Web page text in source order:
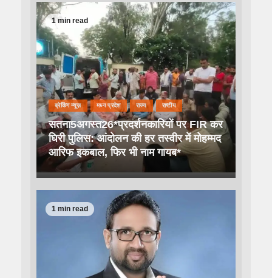
1 min read
ब्रेकिंग न्यूज़ मध्य प्रदेश राज्य राष्टीय
सतना5अगस्त26*प्रदर्शनकारियों पर FIR कर
घिरी पुलिस: आंदोलन की हर तस्वीर में मोहम्मद
आरिफ इकबाल, फिर भी नाम गायब*
1 min read